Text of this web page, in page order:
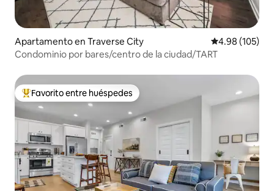
Apartamento en Traverse City Calificación
4.98 (105)
Condominio por bares/centro de la ciudad/TART
Favorito entre huéspedes preferido
Favorito entre huéspedes